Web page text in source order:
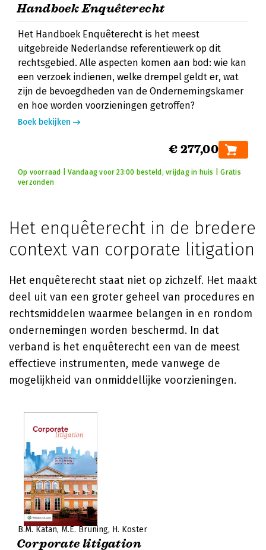
Handboek Enquêterecht
Het Handboek Enquêterecht is het meest
uitgebreide Nederlandse referentiewerk op dit
rechtsgebied. Alle aspecten komen aan bod: wie kan
een verzoek indienen, welke drempel geldt er, wat
zijn de bevoegdheden van de Ondernemingskamer
en hoe worden voorzieningen getroffen?
Boek bekijken
€ 277,00
Op voorraad | Vandaag voor 23:00 besteld, vrijdag in huis | Gratis
verzonden
Het enquêterecht in de bredere
context van corporate litigation
Het enquêterecht staat niet op zichzelf. Het maakt
deel uit van een groter geheel van procedures en
rechtsmiddelen waarmee belangen in en rondom
ondernemingen worden beschermd. In dat
verband is het enquêterecht een van de meest
effectieve instrumenten, mede vanwege de
mogelijkheid van onmiddellijke voorzieningen.
B.M. Katan M.E. Bruning H. Koster
Corporate litigation